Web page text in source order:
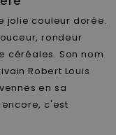
jolie couleur dorée.
rondeur
céréales. Son nom
Robert Louis
en sa
c'est